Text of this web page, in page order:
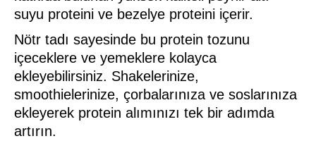
suyu proteini ve bezelye proteini içerir.
Nötr tadı sayesinde bu protein tozunu
içeceklere ve yemeklere kolayca
ekleyebilirsiniz. Shakelerinize,
smoothielerinize, çorbalarınıza ve soslarınıza
ekleyerek protein alımınızı tek bir adımda
artırın.